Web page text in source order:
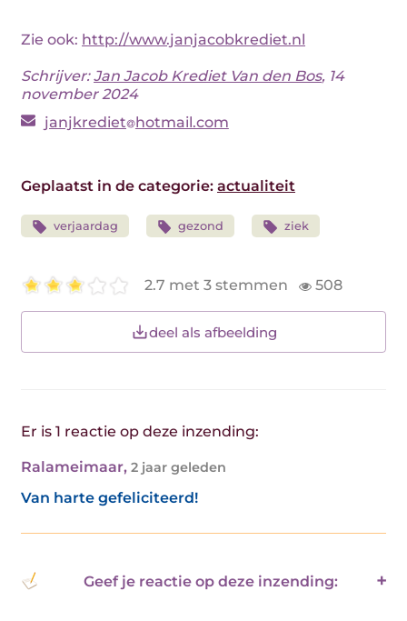
Zie ook: http://www.janjacobkrediet.nl
Schrijver:Jan Jacob Krediet Van den Bos, 14
november 2024
janjkrediet hotmail.com
Geplaatst in de categorie: actualiteit
verjaardag gezond ziek
2.7 met 3 stemmen 508
deel als afbeelding
Er is 1 reactie op deze inzending:
Ralameimaar, 2 jaar geleden
Van harte gefeliciteerd!
Geef je reactie op deze inzending: